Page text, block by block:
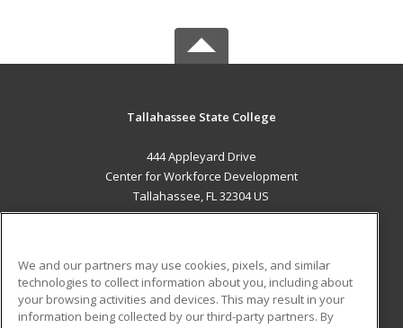
Tallahassee State College
444 Appleyard Drive
Center for Workforce Development
Tallahassee, FL 32304 US
ADDITIONAL RESOURCES
Military Student Blog
We and our partners may use cookies, pixels, and similar
technologies to collect information about you, including about
your browsing activities and devices. This may result in your
information being collected by our third-party partners. By